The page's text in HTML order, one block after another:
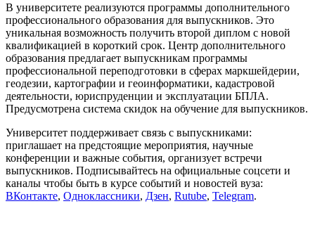
В университете реализуются программы дополнительного
профессионального образования для выпускников. Это
уникальная возможность получить второй диплом с новой
квалификацией в короткий срок. Центр дополнительного
образования предлагает выпускникам программы
профессиональной переподготовки в сферах маркшейдерии,
геодезии, картографии и геоинформатики, кадастровой
деятельности, юриспруденции и эксплуатации БПЛА.
Предусмотрена система скидок на обучение для выпускников.
Университет поддерживает связь с выпускниками:
приглашает на предстоящие мероприятия, научные
конференции и важные события, организует встречи
выпускников. Подписывайтесь на официальные соцсети и
каналы чтобы быть в курсе событий и новостей вуза:
ВКонтакте, Одноклассники, Дзен, Rutube, Telegram.